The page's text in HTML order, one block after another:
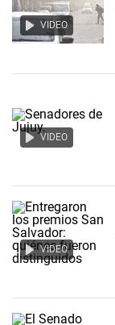
VIDEO
VIDEO
VIDEO